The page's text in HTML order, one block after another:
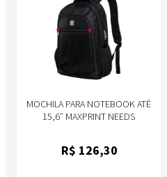
MOCHILA PARA NOTEBOOK ATÉ
15,6″ MAXPRINT NEEDS
R$ 126,30